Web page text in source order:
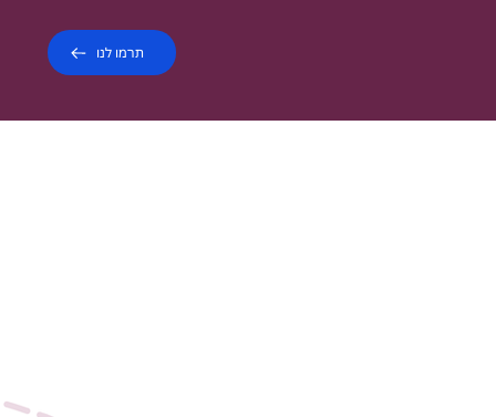
תרמו לנו